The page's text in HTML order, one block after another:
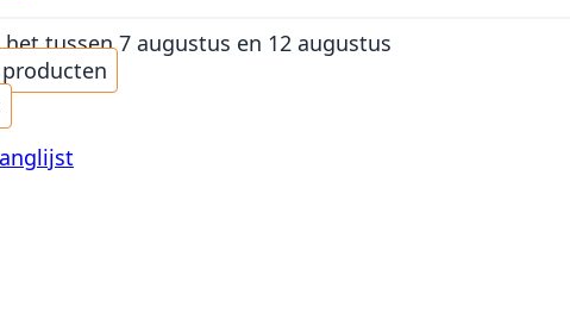
het tussen 7 augustus en 12 augustus